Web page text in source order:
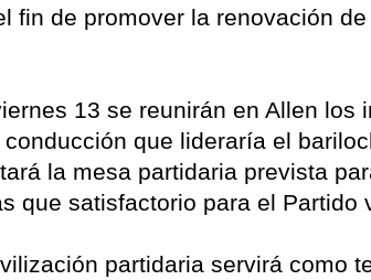
fin de promover la renovación
13 se reunirán en Allen los
que lideraría el
la mesa partidaria prevista
que satisfactorio para el Partido
partidaria servirá como